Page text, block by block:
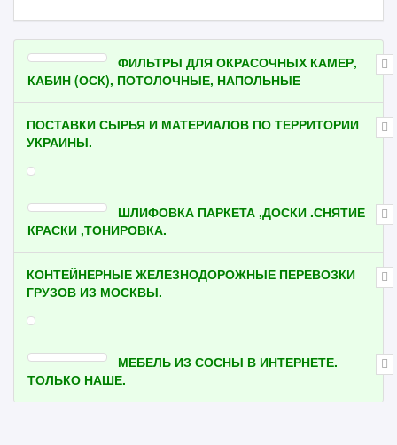
ФИЛЬТРЫ ДЛЯ ОКРАСОЧНЫХ КАМЕР,
КАБИН (ОСК), ПОТОЛОЧНЫЕ, НАПОЛЬНЫЕ
ПОСТАВКИ СЫРЬЯ И МАТЕРИАЛОВ ПО ТЕРРИТОРИИ
УКРАИНЫ.
ШЛИФОВКА ПАРКЕТА ,ДОСКИ .СНЯТИЕ
КРАСКИ ,ТОНИРОВКА.
КОНТЕЙНЕРНЫЕ ЖЕЛЕЗНОДОРОЖНЫЕ ПЕРЕВОЗКИ
ГРУЗОВ ИЗ МОСКВЫ.
МЕБЕЛЬ ИЗ СОСНЫ В ИНТЕРНЕТЕ.
ТОЛЬКО НАШЕ.